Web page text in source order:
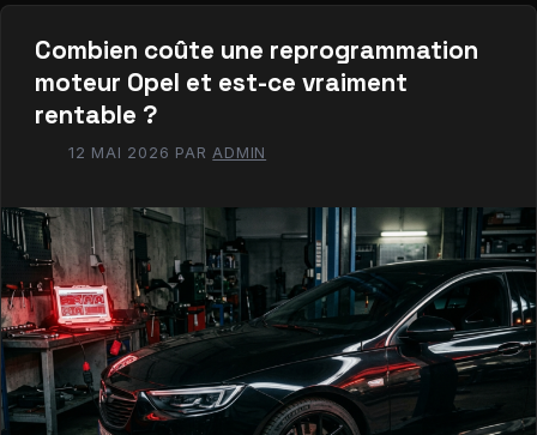
Combien coûte une reprogrammation
moteur Opel et est-ce vraiment
rentable ?
12 MAI 2026 PARADMIN